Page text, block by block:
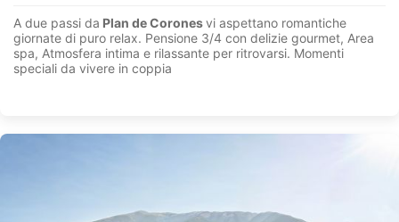
A due passi da Plan de Coronesvi aspettano romantiche
giornate di puro relax. Pensione 3/4 con delizie gourmet, Area
spa, Atmosfera intima e rilassante per ritrovarsi. Momenti
speciali da vivere in coppia